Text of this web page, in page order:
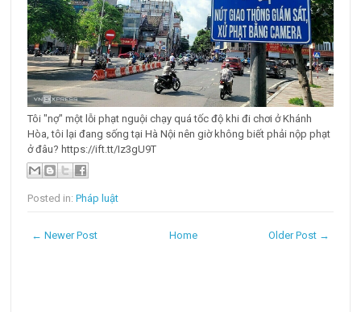
Tôi "nợ" một lỗi phạt nguội chạy quá tốc độ khi đi chơi ở Khánh
Hòa, tôi lại đang sống tại Hà Nội nên giờ không biết phải nộp phạt
ở đâu? https://ift.tt/Iz3gU9T
Posted in:Pháp luật
← Newer Post Older Post →
Home